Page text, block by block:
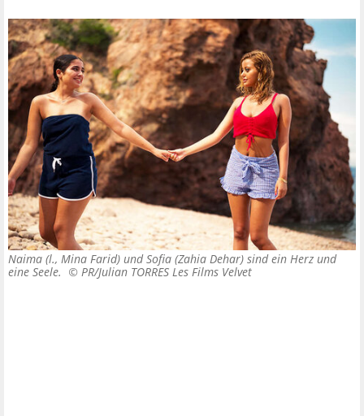
Naima (l., Mina Farid) und Sofia (Zahia Dehar) sind ein Herz und
eine Seele. © PR/Julian TORRES Les Films Velvet